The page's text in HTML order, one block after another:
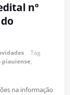
nº
Tag
piauiense,
na informação